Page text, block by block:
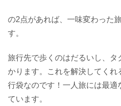
の2点があれば、一味変わった
す。
旅行先で歩くのはだるいし、
かります。これを解決してくれ
行袋なのです！一人旅には最適
ています。